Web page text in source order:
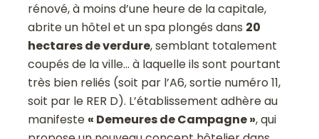
rénové, à moins d’une heure de la capitale,
abrite un hôtel et un spa plongés dans 20
hectares de verdure, semblant totalement
coupés de la ville… à laquelle ils sont pourtant
très bien reliés (soit par l’A6, sortie numéro 11,
soit par le RER D). L’établissement adhère au
manifeste « Demeures de Campagne », qui